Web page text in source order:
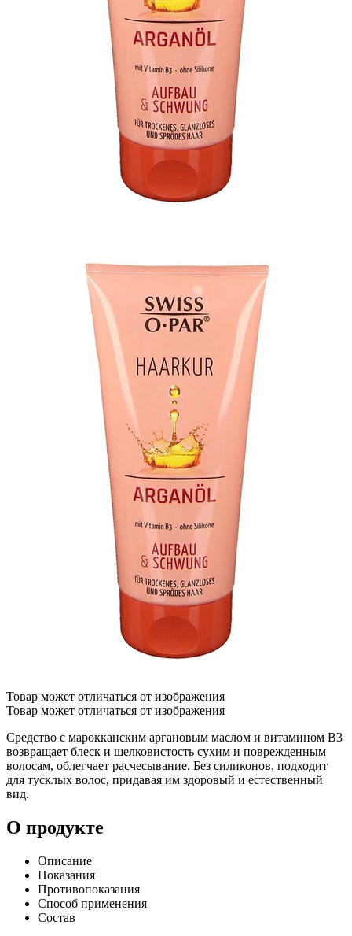
Товар может отличаться от изображения
Товар может отличаться от изображения
Средство с марокканским аргановым маслом и витамином B3
возвращает блеск и шелковистость сухим и поврежденным
волосам, облегчает расчесывание. Без силиконов, подходит
для тусклых волос, придавая им здоровый и естественный
вид.
О продукте
Описание
Показания
Противопоказания
Способ применения
Состав